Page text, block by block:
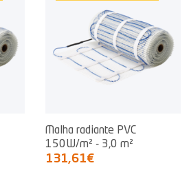
Malha radiante PVC
150W/m² - 3,0 m²
131,61€